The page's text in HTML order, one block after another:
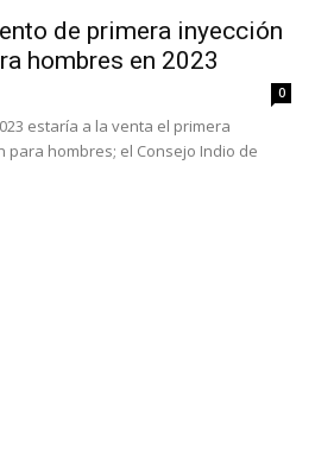
de primera inyección
hombres en 2023
0
estaría a la venta el primera
para hombres; el Consejo Indio de